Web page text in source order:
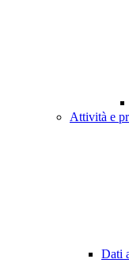
Attività e
Dati